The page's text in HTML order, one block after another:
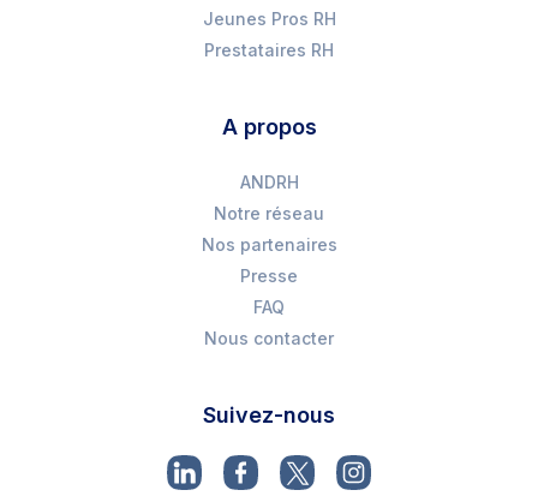
Jeunes Pros RH
Prestataires RH
A propos
ANDRH
Notre réseau
Nos partenaires
Presse
FAQ
Nous contacter
Suivez-nous